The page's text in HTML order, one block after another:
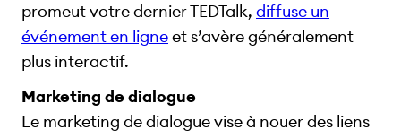
promeut votre dernier TEDTalk, diffuse un
événement en ligneet s’avère généralement
plus interactif.
Marketing de dialogue
Le marketing de dialogue vise à nouer des liens